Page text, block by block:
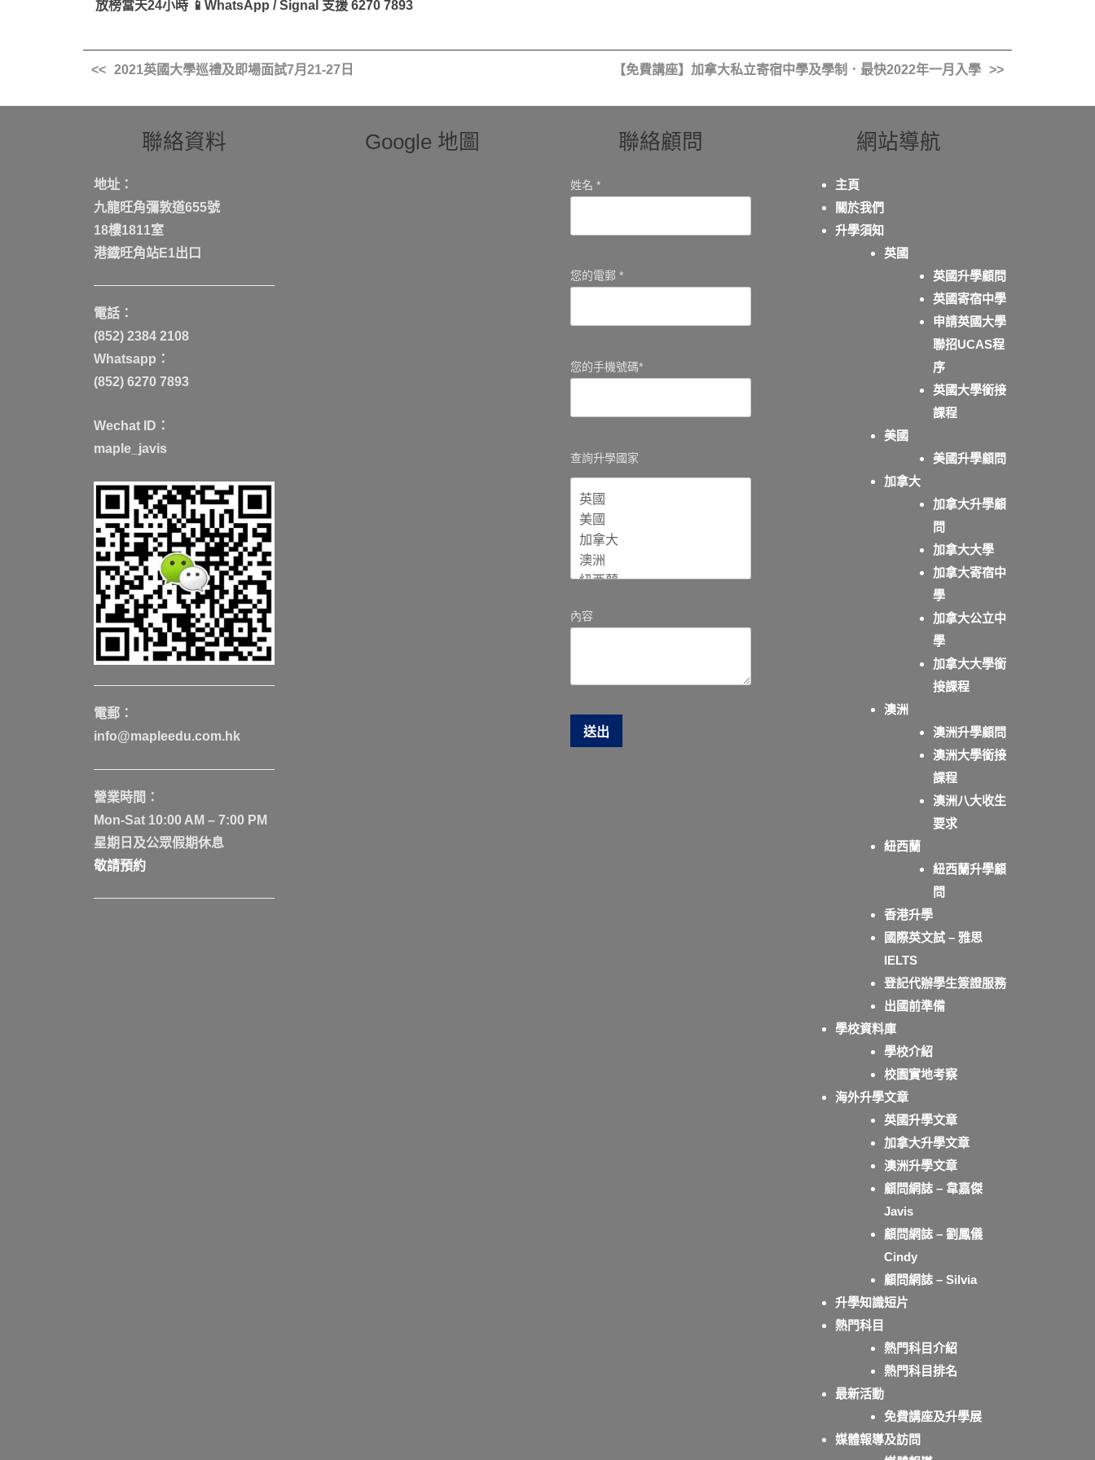
放榜當天24小時 📱WhatsApp / Signal 支援 6270 7893
2021英國大學巡禮及即場面試7月21-27日 【免費講座】加拿大私立寄宿中學及學制．最快2022年一月入學
聯絡資料
地址：
九龍旺角彌敦道655號
18樓1811室
港鐡旺角站E1出口
電話：
(852) 2384 2108
Whatsapp：
(852) 6270 7893
Wechat ID：
maple_javis
電郵：
info@mapleedu.com.hk
營業時間：
Mon-Sat 10:00 AM – 7:00 PM
星期日及公眾假期休息
敬請預約
Google 地圖 聯絡顧問
姓名 *
您的電郵 *
您的手機號碼*
查詢升學國家
內容
網站導航
主頁
關於我們
升學須知
英國
英國升學顧問
英國寄宿中學
申請英國大學
聯招UCAS程
序
英國大學銜接
課程
美國
美國升學顧問
加拿大
加拿大升學顧
問
加拿大大學
加拿大寄宿中
學
加拿大公立中
學
加拿大大學銜
接課程
澳洲
澳洲升學顧問
澳洲大學銜接
課程
澳洲八大收生
要求
紐西蘭
紐西蘭升學顧
問
香港升學
國際英文試 – 雅思
IELTS
登記代辦學生簽證服務
出國前準備
學校資料庫
學校介紹
校園實地考察
海外升學文章
英國升學文章
加拿大升學文章
澳洲升學文章
顧問網誌 – 韋嘉傑
Javis
顧問網誌 – 劉鳳儀
Cindy
顧問網誌 – Silvia
升學知識短片
熱門科目
熱門科目介紹
熱門科目排名
最新活動
免費講座及升學展
媒體報導及訪問